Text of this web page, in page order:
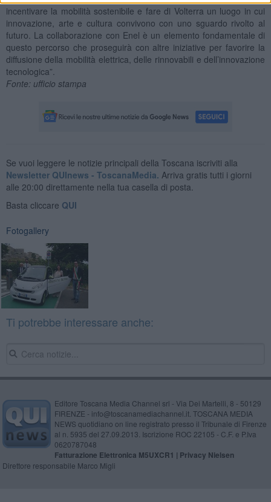
incentivare la mobilità sostenibile e fare di Volterra un luogo in cui
innovazione, arte e cultura convivono con uno sguardo rivolto al
futuro. La collaborazione con Enel è un elemento fondamentale di
questo percorso che proseguirà con altre iniziative per favorire la
diffusione della mobilità elettrica, delle rinnovabili e dell’innovazione
tecnologica”.
Fonte: ufficio stampa
Se vuoi leggere le notizie principali della Toscana iscriviti alla
Newsletter QUInews - ToscanaMedia. Arriva gratis tutti i giorni
alle 20:00 direttamente nella tua casella di posta.
Basta cliccare QUI
Fotogallery
Ti potrebbe interessare anche:
Editore Toscana Media Channel srl - Via Dei Martelli, 8 - 50129
FIRENZE - info@toscanamediachannel.it. TOSCANA MEDIA
NEWS quotidiano on line registrato presso il Tribunale di Firenze
al n. 5935 del 27.09.2013. Iscrizione ROC 22105 - C.F. e P.Iva
0620787048
Fatturazione Elettronica M5UXCR1 | Privacy Nielsen
Direttore responsabile Marco Migli